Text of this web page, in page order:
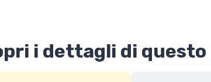
i dettagli di